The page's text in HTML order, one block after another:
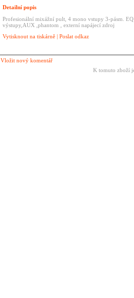
Detailní popis
Profesionální mixážní pult, 4 mono vstupy 3-pásm.
výstupy,AUX ,phantom , externí napájecí zdroj
Vytisknout na tiskárně | Poslat odkaz
Vložit nový komentář
K tomuto zboží